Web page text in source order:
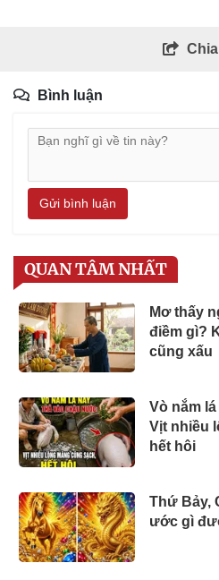
Bình luận
Gửi bình luận
QUAN TÂM NHẤT
Mơ thấy
điềm gì?
cũng xấu
Vò nắm
Vịt nhiều
hết hôi
Thứ Bảy,
ước gì